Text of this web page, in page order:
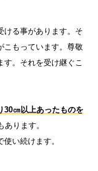
ける事があります。そ
こもっています。尊敬
す。それを受け継ぐこ
30㎝以上あったものを
ります。
い続けます。